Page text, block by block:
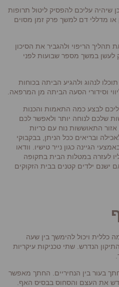
שיהיה עליכם להפסיק ליטול תרופות
או מדללי דם למשך פרק זמן מסוים
תהליך הריפוי ולהגביר את הסיכון
לעשן במשך מספר שבועות לפני
לנהוג ולהגיע הביתה בכוחות
וסידורי הסעה הביתה מן המרפאה.
לבצע כמה התאמות והכנות
שלכם לנוחה יותר ולאפשר לכם
התאוששות נוח עם כריות
ובריאים ככל הניתן, בבקבוקי
הגיינה כגון נייר טישיו. וודאו
לעזרה במטלות הבית בתקופה
ישנם ילדים קטנים בבית הזקוקים
כללית ויכול להימשך בין שעה
הנדרש. שתי טכניקות עיקריות
בעור בין הנחיריים. החתך מאפשר
את העצם והסחוס בבסיס האף.